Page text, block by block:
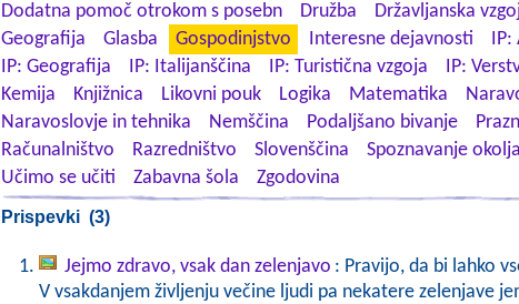
Dodatna pomoč otrokom s posebn
Družba Državljanska
Geografija
Glasba Gospodinjstvo Interesne dejavnosti
IP:
IP: Geografija
IP: Italijanščina IP: Turistična vzgoja IP:
Kemija
Knjižnica Likovni pouk Logika Matematika
Naravoslovje in tehnika
Nemščina Podaljšano bivanje
Računalništvo
Razredništvo Slovenščina Spoznavanje okolja
Učimo se učiti
Zabavna šola Zgodovina
Prispevki (3)
Jejmo zdravo, vsak dan zelenjavo : Pravijo, da bi lahko
V vsakdanjem življenju večine ljudi pa nekatere zelenjave